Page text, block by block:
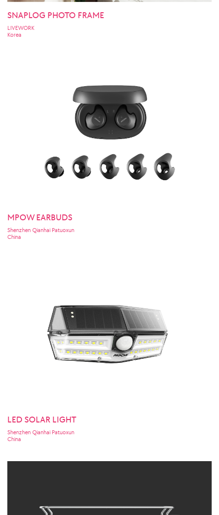
SNAPLOG PHOTO FRAME
LIVEWORK
Korea
MPOW EARBUDS
Shenzhen Qianhai Patuoxun
China
LED SOLAR LIGHT
Shenzhen Qianhai Patuoxun
China